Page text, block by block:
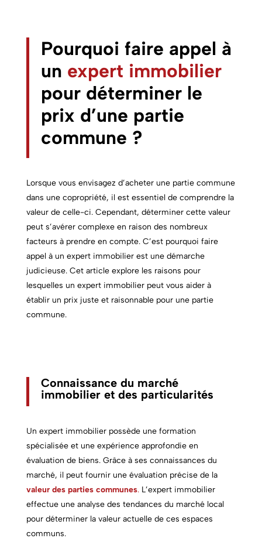
Pourquoi faire appel à
un expert immobilier
pour déterminer le
prix d’une partie
commune ?
Lorsque vous envisagez d’acheter une partie commune
dans une copropriété, il est essentiel de comprendre la
valeur de celle-ci. Cependant, déterminer cette valeur
peut s’avérer complexe en raison des nombreux
facteurs à prendre en compte. C’est pourquoi faire
appel à un expert immobilier est une démarche
judicieuse. Cet article explore les raisons pour
lesquelles un expert immobilier peut vous aider à
établir un prix juste et raisonnable pour une partie
commune.
Connaissance du marché
immobilier et des particularités
Un expert immobilier possède une formation
spécialisée et une expérience approfondie en
évaluation de biens. Grâce à ses connaissances du
marché, il peut fournir une évaluation précise de la
valeur des parties communes.L’expert immobilier
effectue une analyse des tendances du marché local
pour déterminer la valeur actuelle de ces espaces
communs.